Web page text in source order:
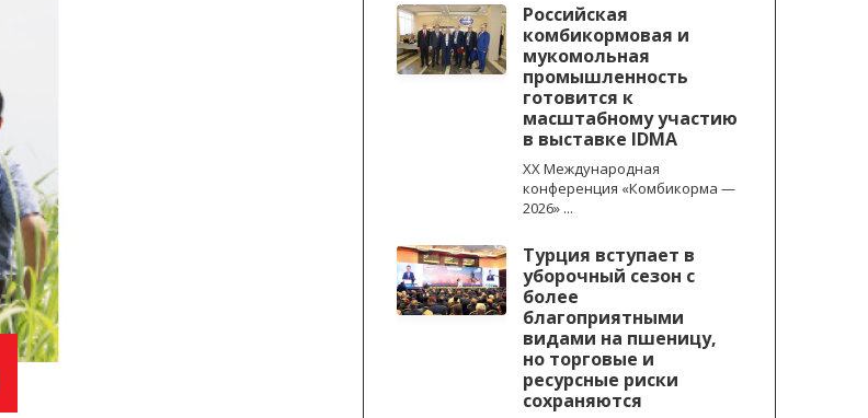
Российская
комбикормовая и
мукомольная
промышленность
готовится к
масштабному участию
в выставке IDMA
XX Международная
конференция «Комбикорма —
2026» ...
Турция вступает в
уборочный сезон с
более
благоприятными
видами на пшеницу,
но торговые и
ресурсные риски
сохраняются